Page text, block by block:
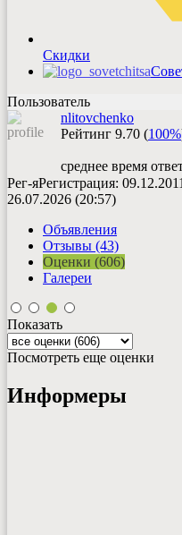
Скидки
Пользователь
nlitovchenko
Рейтинг 9.70 (100%
среднее время
Рег-яРегистрация: 09.12.2011
26.07.2026 (20:57)
Объявления
Отзывы (43)
Оценки (606)
Галереи
Показать
Посмотреть еще оценки
Информеры